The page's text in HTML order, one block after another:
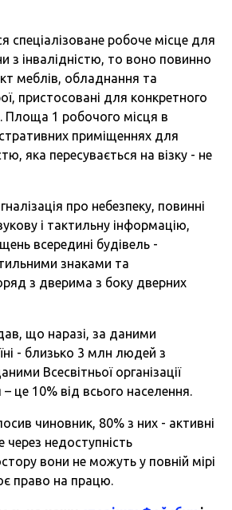
спеціалізоване робоче місце для
з інвалідністю, то воно повинно
меблів, обладнання та
пристосовані для конкретного
Площа 1 робочого місця в
приміщеннях для
яка пересувається на візку - не
про небезпеку, повинні
і тактильну інформацію,
всередині будівель -
знаками та
з дверима з боку дверних
що наразі, за даними
- близько 3 млн людей з
Всесвітньої організації
це 10% від всього населення.
чиновник, 80% з них - активні
через недоступність
вони не можуть у повній мірі
право на працю.